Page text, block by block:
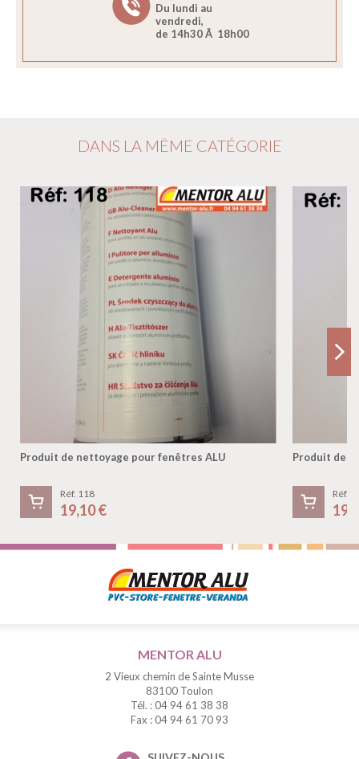
Du lundi au
vendredi,
de 14h30 Ã 18h00
DANS LA MÊME CATÉGORIE
Produit de nettoyage pour fenêtres ALU
Réf. 118
19,10 €
Produit de
Réf.
MENTOR ALU
2 Vieux chemin de Sainte Musse
83100 Toulon
Tél. : 04 94 61 38 38
Fax : 04 94 61 70 93